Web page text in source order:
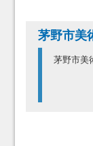
茅野市
茅野市美